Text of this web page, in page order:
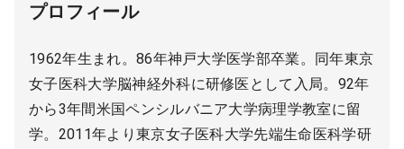
プロフィール
1962年生まれ。86年神戸大学医学部卒業。同年東京
女子医科大学脳神経外科に研修医として入局。92年
から3年間米国ペンシルバニア大学病理学教室に留
学。2011年より東京女子医科大学先端生命医科学研